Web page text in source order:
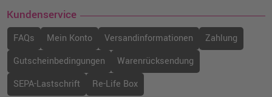
Kundenservice
FAQs Mein Konto Versandinformationen
Zahlung
Gutscheinbedingungen
Warenrücksendung
SEPA-Lastschrift
Re-Life Box